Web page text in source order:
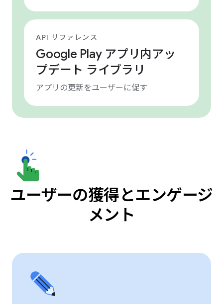
API リファレンス
Google Play アプリ内アッ
プデート ライブラリ
アプリの更新をユーザーに促す
ユーザーの獲得とエンゲージ
メント